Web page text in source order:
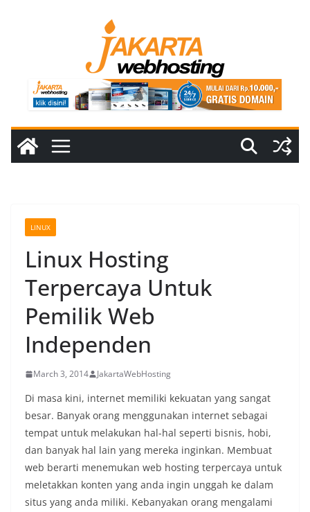
LINUX
Linux Hosting
Terpercaya Untuk
Pemilik Web
Independen
March 3, 2014 JakartaWebHosting
Di masa kini, internet memiliki kekuatan yang sangat
besar. Banyak orang menggunakan internet sebagai
tempat untuk melakukan hal-hal seperti bisnis, hobi,
dan banyak hal lain yang mereka inginkan. Membuat
web berarti menemukan web hosting terpercaya untuk
meletakkan konten yang anda ingin unggah ke dalam
situs yang anda miliki. Kebanyakan orang mengalami